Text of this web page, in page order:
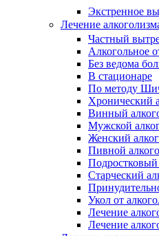
Экстренное
Лечение
Частный
Алкогольное
Без ведома
В стационаре
По методу
Хронический
Винный
Мужской
Женский
Пивной
Подростковый
Старческий
Укол от
Лечение
Лечение